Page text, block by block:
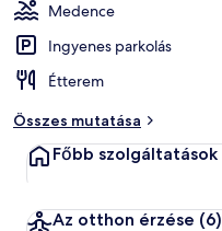
Medence
Ingyenes parkolás
Étterem
Összes mutatása
Főbb szolgáltatások
Az otthon érzése (6)